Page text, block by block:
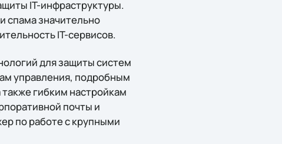
IT-инфраструктуры.
спама значительно
IT-сервисов.
для защиты систем
управления, подробным
гибким настройкам
почты и
по работе с крупными